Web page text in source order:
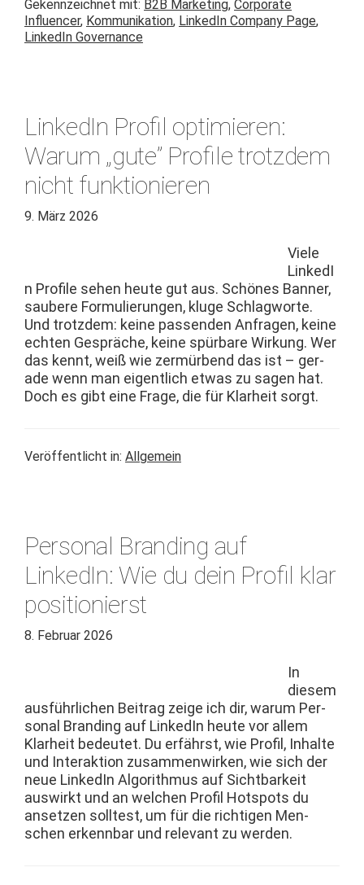
Gekennzeichnet mit: B2B Marketing, Corporate
Influencer, Kommunikation, LinkedIn Company Page,
LinkedIn Governance
LinkedIn Profil optimieren:
Warum „gute” Profile trotzdem
nicht funktionieren
9. März 2026
Viele
LinkedI
n Pro­file sehen heute gut aus. Schönes Ban­ner,
saubere For­mulierun­gen, kluge Schlag­worte.
Und trotz­dem: keine passenden Anfra­gen, keine
echt­en Gespräche, keine spür­bare Wirkung. Wer
das ken­nt, weiß wie zer­mür­bend das ist – ger­
ade wenn man eigentlich etwas zu sagen hat.
Doch es gibt eine Frage, die für Klarheit sorgt.
Veröffentlicht in: Allgemein
Personal Branding auf
LinkedIn: Wie du dein Profil klar
positionierst
8. Februar 2026
In
diesem
aus­führlichen Beitrag zeige ich dir, warum Per­
son­al Brand­ing auf LinkedIn heute vor allem
Klarheit bedeutet. Du erfährst, wie Pro­fil, Inhalte
und Inter­ak­tion zusam­men­wirken, wie sich der
neue LinkedIn Algo­rith­mus auf Sicht­barkeit
auswirkt und an welchen Pro­fil Hotspots du
anset­zen soll­test, um für die richti­gen Men­
schen erkennbar und rel­e­vant zu werden.